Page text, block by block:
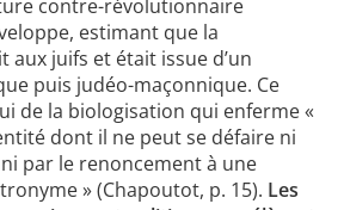
contre-révolutionnaire
estimant que la
aux juifs et était issue d’un
puis judéo-maçonnique. Ce
de la biologisation qui enferme «
dont il ne peut se défaire ni
par le renoncement à une
» (Chapoutot, p. 15). Les